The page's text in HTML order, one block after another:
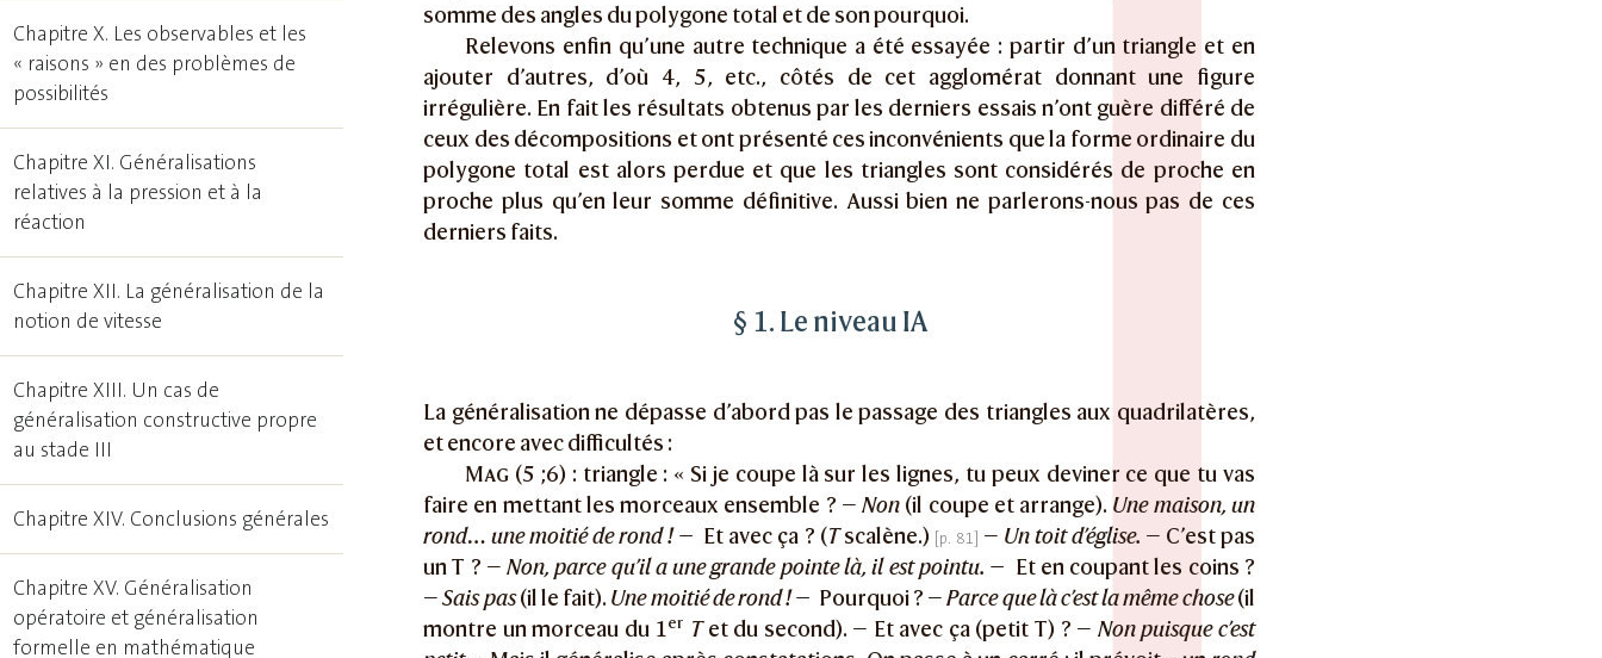
somme des angles du polygone total et de son pourquoi.
Relevons enfin qu’une autre technique a été essayée : partir d’un triangle et en
ajouter d’autres, d’où 4, 5, etc., côtés de cet agglomérat donnant une figure
irrégulière. En fait les résultats obtenus par les derniers essais n’ont guère différé de
ceux des décompositions et ont présenté ces inconvénients que la forme ordinaire du
polygone total est alors perdue et que les triangles sont considérés de proche en
proche plus qu’en leur somme définitive. Aussi bien ne parlerons-nous pas de ces
derniers faits.
§ 1. Le niveau IA
La généralisation ne dépasse d’abord pas le passage des triangles aux quadrilatères,
et encore avec difficultés :
Mag (5 ;6) : triangle : « Si je coupe là sur les lignes, tu peux deviner ce que tu vas
faire en mettant les morceaux ensemble ? —Non (il coupe et arrange). Une maison, un
rond… une moitié de rond ! — Et avec ça ? (Tscalène.) — Un toit d’église. — C’est pas
un T ? —Non, parce qu’il a une grande pointe là, il est pointu. — Et en coupant les coins ?
—Sais pas(il le fait). Une moitié de rond ! — Pourquoi ? —Parce que là c’est la même chose(il
montre un morceau du 1 er Tet du second). — Et avec ça (petit T) ? — Non puisque c’est
Chapitre X. Les observables et les
« raisons » en des problèmes de
possibilités
Chapitre XI. Généralisations
relatives à la pression et à la
réaction
Chapitre XII. La généralisation de la
notion de vitesse
Chapitre XIII. Un cas de
généralisation constructive propre
au stade III
Chapitre XIV. Conclusions générales
Chapitre XV. Généralisation
opératoire et généralisation
formelle en mathématique